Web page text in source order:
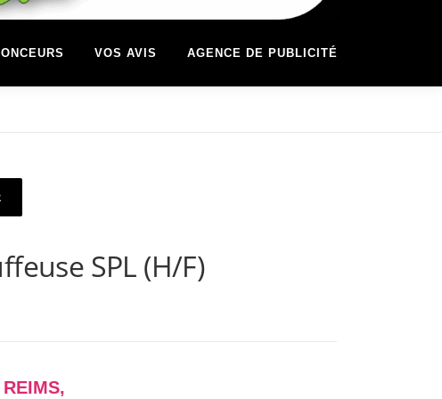
VOS AVIS AGENCE DE PUBLICITÉ
SPL (H/F)